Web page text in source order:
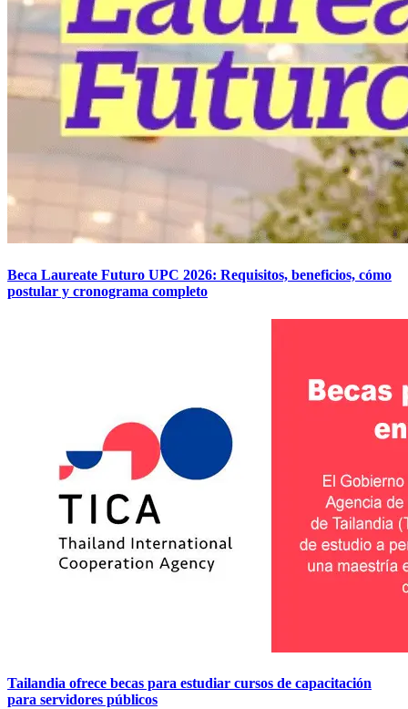
Beca Laureate Futuro UPC 2026: Requisitos, beneficios, cómo
postular y cronograma completo
Tailandia ofrece becas para estudiar cursos de capacitación
para servidores públicos